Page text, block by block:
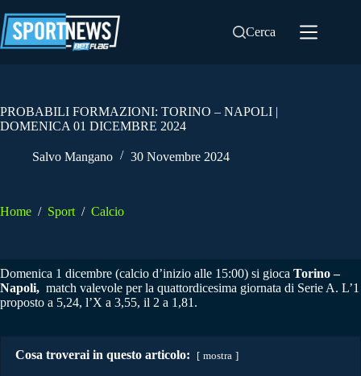
al
contenuto
Cerca
PROBABILI FORMAZIONI: TORINO – NAPOLI |
DOMENICA 01 DICEMBRE 2024
Salvo Mangano 30 Novembre 2024
Home / Sport / Calcio
Domenica 1 dicembre (calcio d’inizio alle 15:00) si gioca Torino –
Napoli, match valevole per la quattordicesima giornata di Serie A. L’1
proposto a 5,24, l’X a 3,55, il 2 a 1,81.
Cosa troverai in questo articolo: mostra